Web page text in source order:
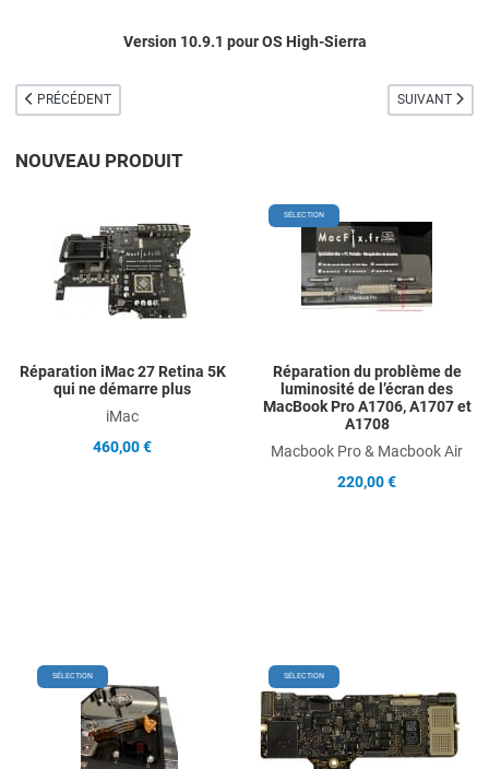
Version 10.9.1 pour OS High-Sierra
ARTICLE PRÉCÉDENT : INDICATEUR DE VERROUILLAGE DES MAJUSCULES
PRÉCÉDENT ARTICLE
SUIVANT
NOUVEAU PRODUIT
Add to Wishlist
Add to Compare
Quick View
Réparation iMac 27 Retina 5K
qui ne démarre plus
iMac
460,00 €
SÉLECTION
Réparation du problème de
luminosité de l’écran des
MacBook Pro A1706, A1707 et
A1708
Macbook Pro & Macbook Air
220,00 €
SÉLECTION Add to Wishlist
Add to Compare
SÉLECTION